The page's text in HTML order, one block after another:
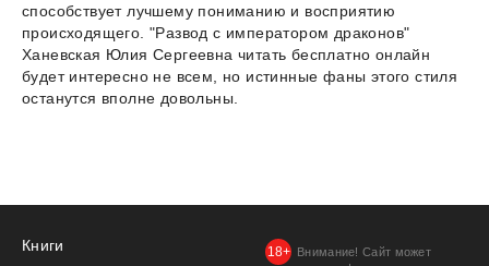
способствует лучшему пониманию и восприятию
происходящего. "Развод с императором драконов"
Ханевская Юлия Сергеевна читать бесплатно онлайн
будет интересно не всем, но истинные фаны этого стиля
останутся вполне довольны.
Книги
Внимание! Сайт может